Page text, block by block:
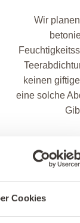
Cookies
Wir
keinen
eine solche